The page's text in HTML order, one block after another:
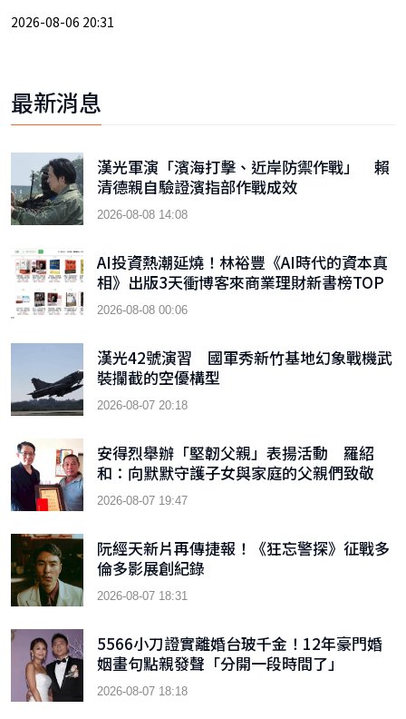
2026-08-06 20:31
最新消息
漢光軍演「濱海打擊、近岸防禦作戰」 賴
清德親自驗證濱指部作戰成效
2026-08-08 14:08
AI投資熱潮延燒！林裕豐《AI時代的資本真
相》出版3天衝博客來商業理財新書榜TOP
9
2026-08-08 00:06
漢光42號演習 國軍秀新竹基地幻象戰機武
裝攔截的空優構型
2026-08-07 20:18
安得烈舉辦「堅韌父親」表揚活動 羅紹
和：向默默守護子女與家庭的父親們致敬
2026-08-07 19:47
阮經天新片再傳捷報！《狂忘警探》征戰多
倫多影展創紀錄
2026-08-07 18:31
5566小刀證實離婚台玻千金！12年豪門婚
姻畫句點親發聲「分開一段時間了」
2026-08-07 18:18